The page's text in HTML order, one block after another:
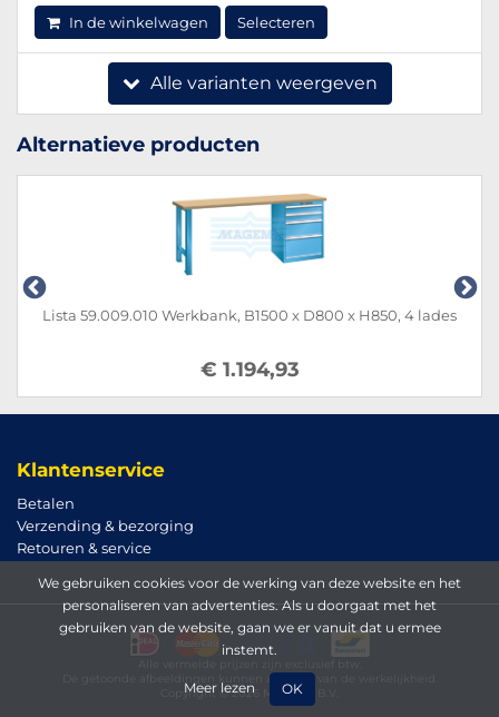
In de winkelwagen Selecteren
Alle varianten weergeven
Alternatieve producten
Lista 59.009.010 Werkbank, B1500 x D800 x H850, 4 lades
€ 1.194,93
Klantenservice
Betalen
Verzending & bezorging
Retouren & service
Alle vermelde prijzen zijn exclusief btw.
De getoonde afbeeldingen kunnen afwijken van de werkelijkheid.
Copyright © 2026 Magema B.V.
We gebruiken cookies voor de werking van deze website en het
personaliseren van advertenties. Als u doorgaat met het
gebruiken van de website, gaan we er vanuit dat u ermee
instemt.
Meer lezen OK